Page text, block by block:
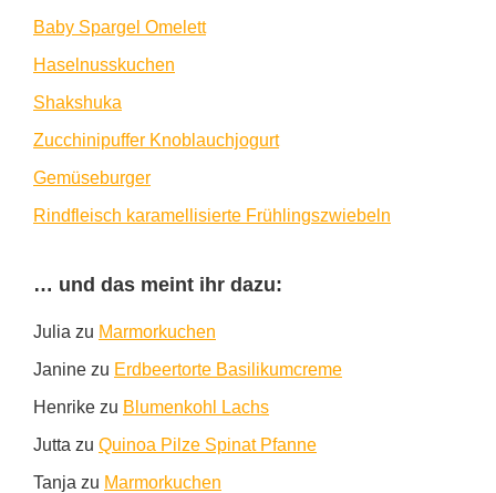
Baby Spargel Omelett
Haselnusskuchen
Shakshuka
Zucchinipuffer Knoblauchjogurt
Gemüseburger
Rindfleisch karamellisierte Frühlingszwiebeln
… und das meint ihr dazu:
Julia zu Marmorkuchen
Janine zu Erdbeertorte Basilikumcreme
Henrike zu Blumenkohl Lachs
Jutta zu Quinoa Pilze Spinat Pfanne
Tanja zu Marmorkuchen